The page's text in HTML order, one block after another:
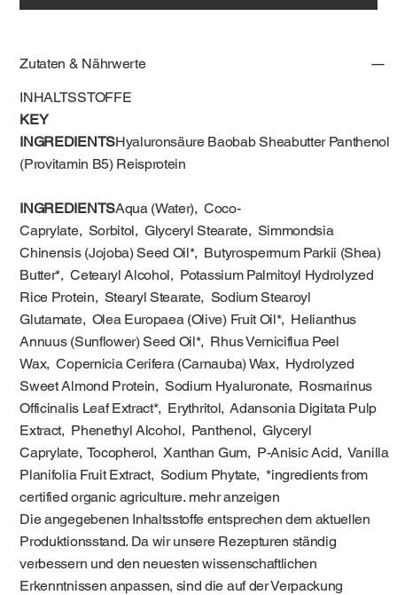
Zutaten & Nährwerte
INHALTSSTOFFE
KEY
INGREDIENTSHyaluronsäure Baobab Sheabutter Panthenol
(Provitamin B5) Reisprotein
INGREDIENTSAqua (Water), Coco-
Caprylate, Sorbitol, Glyceryl Stearate, Simmondsia
Chinensis (Jojoba) Seed Oil*, Butyrospermum Parkii (Shea)
Butter*, Cetearyl Alcohol, Potassium Palmitoyl Hydrolyzed
Rice Protein, Stearyl Stearate, Sodium Stearoyl
Glutamate, Olea Europaea (Olive) Fruit Oil*, Helianthus
Annuus (Sunflower) Seed Oil*, Rhus Verniciflua Peel
Wax, Copernicia Cerifera (Carnauba) Wax, Hydrolyzed
Sweet Almond Protein, Sodium Hyaluronate, Rosmarinus
Officinalis Leaf Extract*, Erythritol, Adansonia Digitata Pulp
Extract, Phenethyl Alcohol, Panthenol, Glyceryl
Caprylate, Tocopherol, Xanthan Gum, P-Anisic Acid, Vanilla
Planifolia Fruit Extract, Sodium Phytate, *ingredients from
certified organic agriculture. mehr anzeigen
Die angegebenen Inhaltsstoffe entsprechen dem aktuellen
Produktionsstand. Da wir unsere Rezepturen ständig
verbessern und den neuesten wissenschaftlichen
Erkenntnissen anpassen, sind die auf der Verpackung